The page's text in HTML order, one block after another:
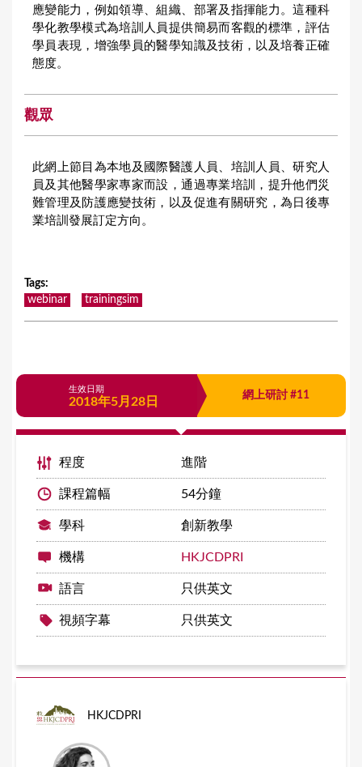
應變能力，例如領導、組織、部署及指揮能力。這種科
學化教學模式為培訓人員提供簡易而客觀的標準，評估
學員表現，增強學員的醫學知識及技術，以及培養正確
態度。
觀眾
此網上節目為本地及國際醫護人員、培訓人員、研究人
員及其他醫學家專家而設，通過專業培訓，提升他們災
難管理及防護應變技術，以及促進有關研究，為日後專
業培訓發展訂定方向。
Tags:
webinar
trainingsim
生效日期
2018年5月28日 網上研討 #11
程度 進階
課程篇幅 54分鐘
學科 創新教學
機構 HKJCDPRI
語言 只供英文
視頻字幕 只供英文
HKJCDPRI